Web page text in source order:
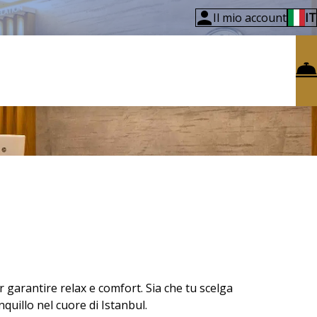
Il mio account IT
relax e comfort. Sia che tu scelga
nel cuore di Istanbul.